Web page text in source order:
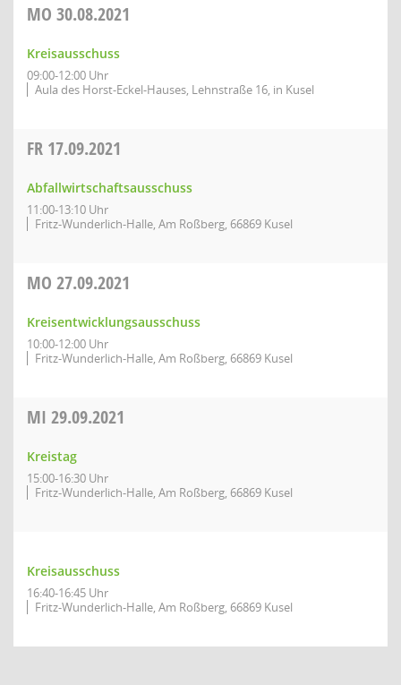
MO 30.08.2021
Kreisausschuss
09:00-12:00 Uhr
Aula des Horst-Eckel-Hauses, Lehnstraße 16, in Kusel
FR 17.09.2021
Abfallwirtschaftsausschuss
11:00-13:10 Uhr
Fritz-Wunderlich-Halle, Am Roßberg, 66869 Kusel
MO 27.09.2021
Kreisentwicklungsausschuss
10:00-12:00 Uhr
Fritz-Wunderlich-Halle, Am Roßberg, 66869 Kusel
MI 29.09.2021
Kreistag
15:00-16:30 Uhr
Fritz-Wunderlich-Halle, Am Roßberg, 66869 Kusel
Kreisausschuss
16:40-16:45 Uhr
Fritz-Wunderlich-Halle, Am Roßberg, 66869 Kusel